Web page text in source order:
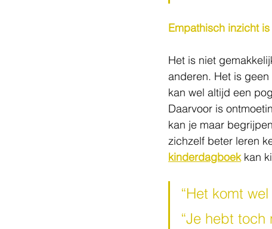
Empathisch inzicht
Het is niet
anderen. Het is
kan wel altijd een
Daarvoor is
kan je maar
zichzelf beter leren
kinderdagboek kan
“Het komt
“Je hebt